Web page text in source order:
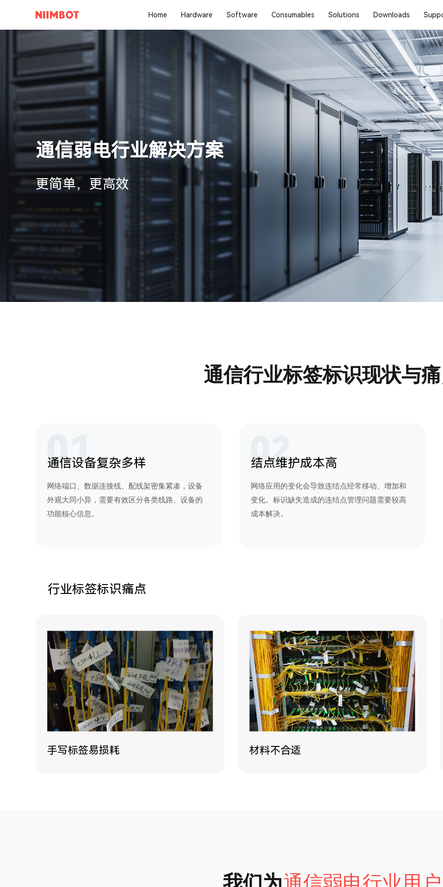
Home Hardware Software Consumables Solutions Downloads
通信弱电行业解决方案
更简单，更高效
通信行业标签标识现状与
通信设备复杂多样
网络端口、数据连接线、配线架密集紧凑，设备
外观大同小异，需要有效区分各类线路、设备的
功能核心信息。
结点维护成本高
网络应用的变化会导致连结点经常移动、增加和
变化。标识缺失造成的连结点管理问题需要较高
成本解决。
行业标签标识痛点
手写标签易损耗 材料不合适